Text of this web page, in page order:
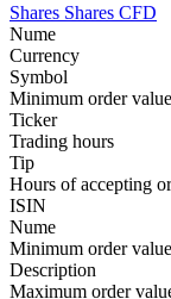
Shares Shares CFD
Nume
Currency
Symbol
Minimum order value
Ticker
Trading hours
Tip
Hours of accepting
ISIN
Nume
Minimum order value
Description
Maximum order